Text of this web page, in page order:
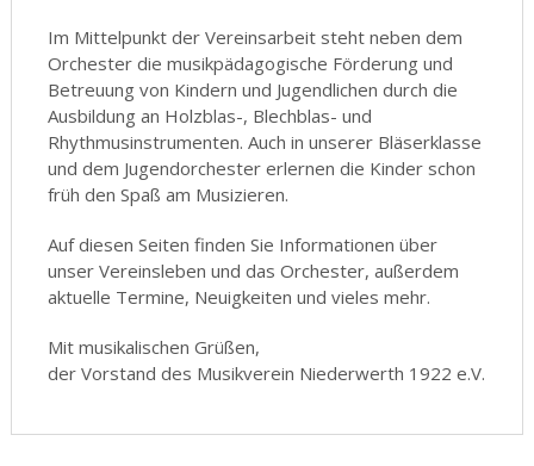
Im Mittelpunkt der Vereinsarbeit steht neben dem
Orchester die musikpädagogische Förderung und
Betreuung von Kindern und Jugendlichen durch die
Ausbildung an Holzblas-, Blechblas- und
Rhythmusinstrumenten. Auch in unserer Bläserklasse
und dem Jugendorchester erlernen die Kinder schon
früh den Spaß am Musizieren.
Auf diesen Seiten finden Sie Informationen über
unser Vereinsleben und das Orchester, außerdem
aktuelle Termine, Neuigkeiten und vieles mehr.
Mit musikalischen Grüßen,
der Vorstand des Musikverein Niederwerth 1922 e.V.